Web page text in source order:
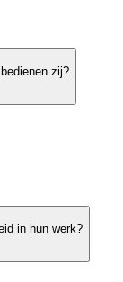
zij?
in hun werk?